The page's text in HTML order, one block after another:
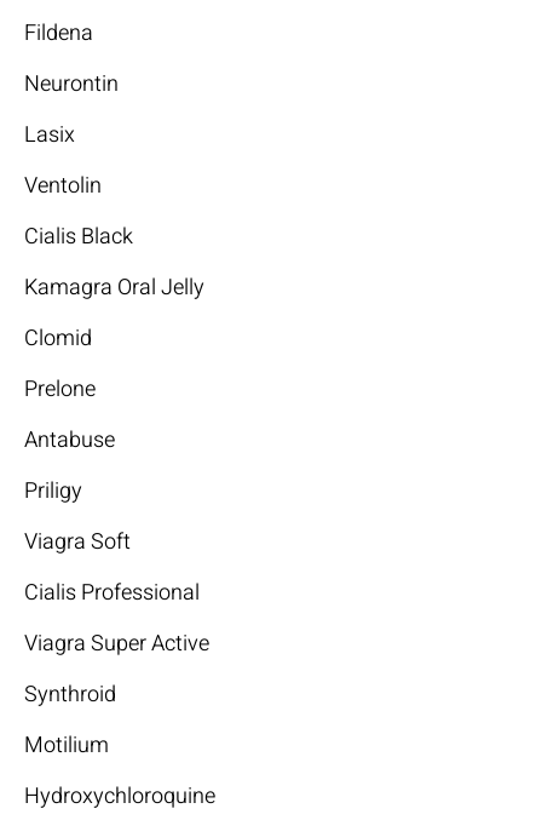
Fildena
Neurontin
Lasix
Ventolin
Cialis Black
Kamagra Oral Jelly
Clomid
Prelone
Antabuse
Priligy
Viagra Soft
Cialis Professional
Viagra Super Active
Synthroid
Motilium
Hydroxychloroquine